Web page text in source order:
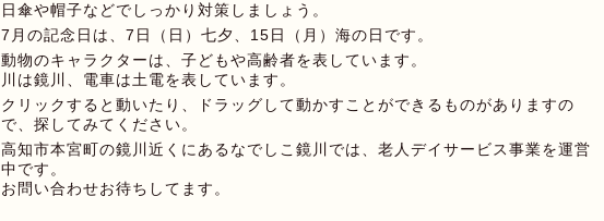
日傘や帽子などでしっかり対策しましょう。
7月の記念日は、7日（日）七夕、15日（月）海の日です。
動物のキャラクターは、子どもや高齢者を表しています。
川は鏡川、電車は土電を表しています。
クリックすると動いたり、ドラッグして動かすことができるものがありますの
で、探してみてください。
高知市本宮町の鏡川近くにあるなでしこ鏡川では、老人デイサービス事業を運営
中です。
お問い合わせお待ちしてます。